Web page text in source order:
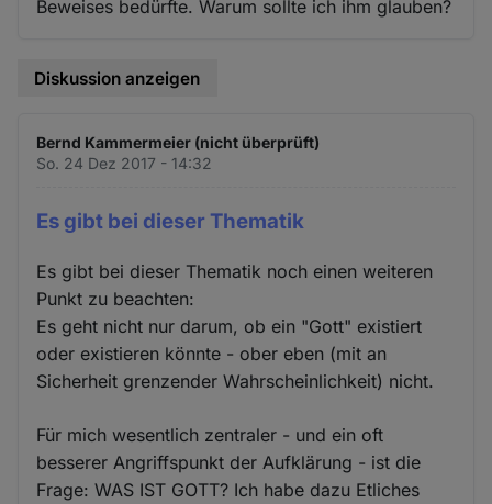
Beweises bedürfte. Warum sollte ich ihm glauben?
Diskussion anzeigen
Bernd Kammermeier (nicht überprüft)
So. 24 Dez 2017 - 14:32
Es gibt bei dieser Thematik
Es gibt bei dieser Thematik noch einen weiteren
Punkt zu beachten:
Es geht nicht nur darum, ob ein "Gott" existiert
oder existieren könnte - ober eben (mit an
Sicherheit grenzender Wahrscheinlichkeit) nicht.
Für mich wesentlich zentraler - und ein oft
besserer Angriffspunkt der Aufklärung - ist die
Frage: WAS IST GOTT? Ich habe dazu Etliches